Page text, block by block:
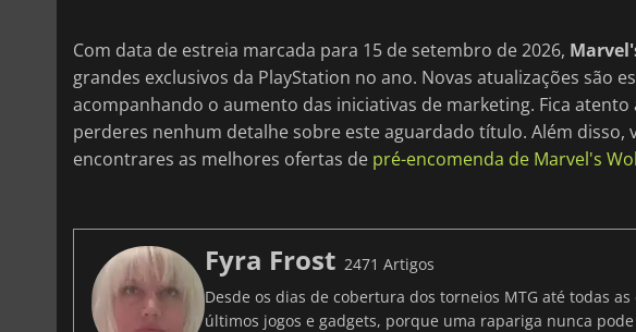
Com data de estreia marcada para 15 de setembro de 2026,
grandes exclusivos da PlayStation no ano. Novas atualizações são
acompanhando o aumento das iniciativas de marketing. Fica
perderes nenhum detalhe sobre este aguardado título. Além disso,
encontrares as melhores ofertas de pré-encomenda de Marvel's
Fyra Frost 2471 Artigos
Desde os dias de cobertura dos torneios MTG até todas
últimos jogos e gadgets, porque uma rapariga nunca